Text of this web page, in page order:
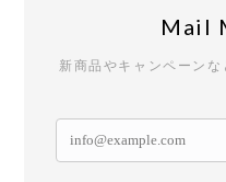
Mail
新商品やキャンペーン